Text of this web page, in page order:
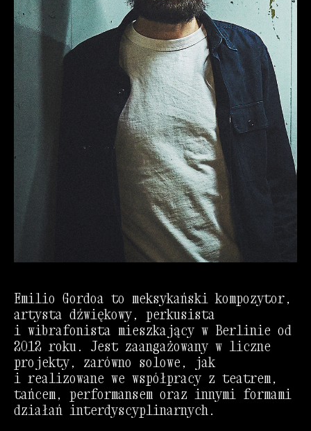
Emilio Gordoa to meksykański kompozytor,
artysta dźwiękowy, perkusista
i wibrafonista mieszkający w Berlinie od
2012 roku. Jest zaangażowany w liczne
projekty, zarówno solowe, jak
i realizowane we współpracy z teatrem,
tańcem, performansem oraz innymi formami
działań interdyscyplinarnych.